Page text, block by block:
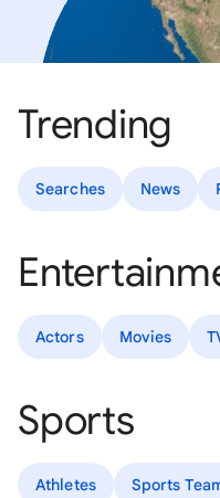
Trending
Searches News
Actors Movies
Sports
Athletes Sports